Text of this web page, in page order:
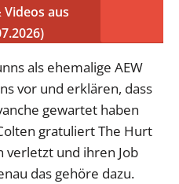
Videos aus
als ehemalige AEW
vor und erklären, dass
gewartet haben
gratuliert The Hurt
verletzt und ihren Job
das gehöre dazu.